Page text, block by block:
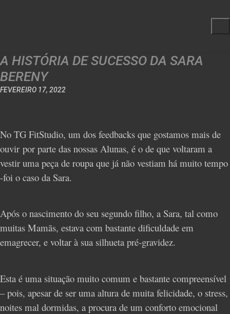
A HISTÓRIA DE SUCESSO DA SARA
BERENY
FEVEREIRO 17, 2022
No TG FitStudio, um dos feedbacks que gostamos mais de
ouvir por parte das nossas Alunas, é o de que voltaram a
vestir uma peça de roupa que já não vestiam há muito tempo
-foi o caso da Sara.
Após o nascimento do seu segundo filho, a Sara, tal como
muitas Mamãs, estava com bastante dificuldade em
emagrecer, e voltar à sua silhueta pré-gravidez.
Esta é uma situação muito comum e bastante compreensível
– pois, apesar de ser uma altura de muita felicidade, o stress,
noites mal dormidas, a procura de um conforto emocional